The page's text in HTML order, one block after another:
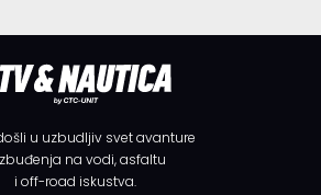
u uzbudljiv svet avanture
na vodi, asfaltu
i off-road iskustva.